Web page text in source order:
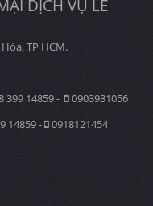
DỊCH VỤ LÊ
TP HCM.
399 14859 -
0903931056
14859 -
0918121454